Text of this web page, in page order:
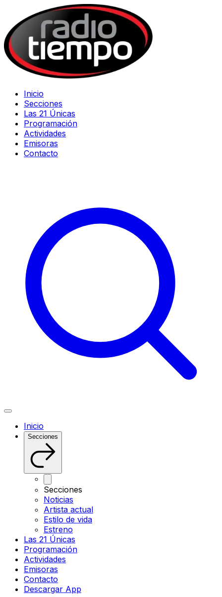
Inicio
Secciones
Las 21 Únicas
Programación
Actividades
Emisoras
Contacto
Inicio
Secciones
Secciones
Noticias
Artista actual
Estilo de vida
Estreno
Las 21 Únicas
Programación
Actividades
Emisoras
Contacto
Descargar App